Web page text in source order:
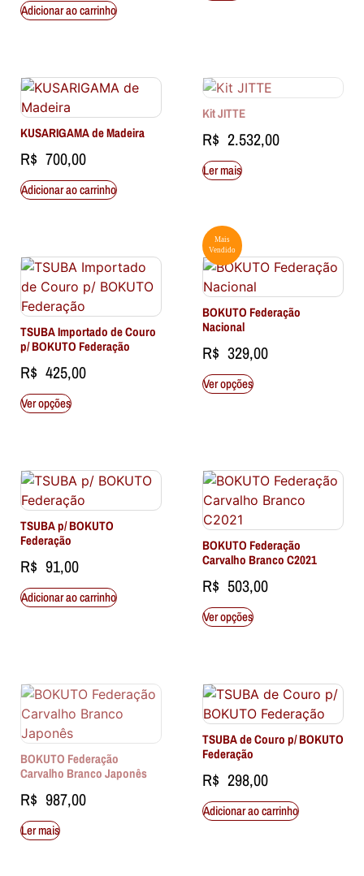
Adicionar ao carrinho
KUSARIGAMA de Madeira
R$ 700,00
Adicionar ao carrinho
Kit JITTE
R$ 2.532,00
Ler mais
TSUBA Importado de Couro
p/ BOKUTO Federação
R$ 425,00
Ver opções
Mais
Vendido
BOKUTO Federação
Nacional
R$ 329,00
Ver opções
TSUBA p/ BOKUTO
Federação
R$ 91,00
Adicionar ao carrinho
BOKUTO Federação
Carvalho Branco C2021
R$ 503,00
Ver opções
BOKUTO Federação
Carvalho Branco Japonês
R$ 987,00
Ler mais
TSUBA de Couro p/ BOKUTO
Federação
R$ 298,00
Adicionar ao carrinho